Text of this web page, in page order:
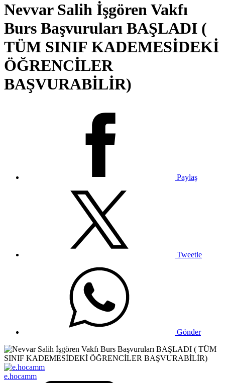
Nevvar Salih İşgören Vakfı
Burs Başvuruları BAŞLADI (
TÜM SINIF KADEMESİDEKİ
ÖĞRENCİLER
BAŞVURABİLİR)
Paylaş
Tweetle
Gönder
e.hocamm